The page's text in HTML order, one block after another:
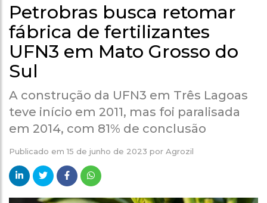
Petrobras busca retomar
fábrica de fertilizantes
UFN3 em Mato Grosso do
Sul
A construção da UFN3 em Três Lagoas
teve início em 2011, mas foi paralisada
em 2014, com 81% de conclusão
Publicado em15 de junho de 2023 por Agrozil